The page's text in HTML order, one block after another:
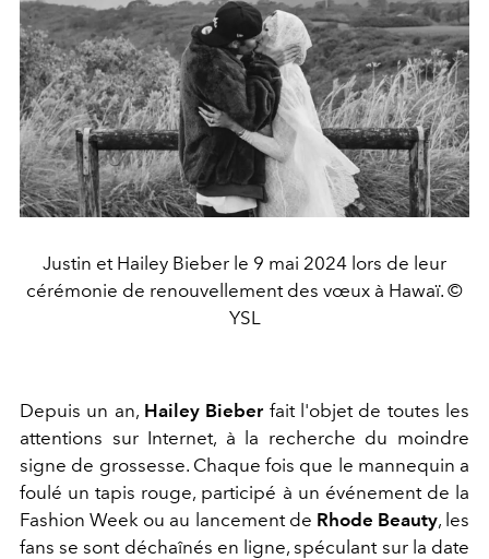
Justin et Hailey Bieber le 9 mai 2024 lors de leur
cérémonie de renouvellement des vœux à Hawaï. ©
YSL
Depuis un an, Hailey Bieber fait l'objet de toutes les
attentions sur Internet, à la recherche du moindre
signe de grossesse. Chaque fois que le mannequin a
foulé un tapis rouge, participé à un événement de la
Fashion Week ou au lancement de Rhode Beauty, les
fans se sont déchaînés en ligne, spéculant sur la date